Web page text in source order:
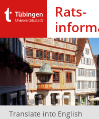
Rats­
Translate into English